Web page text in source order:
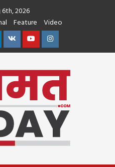
6th, 2026
Feature
Video
VK YoutubeInstagram